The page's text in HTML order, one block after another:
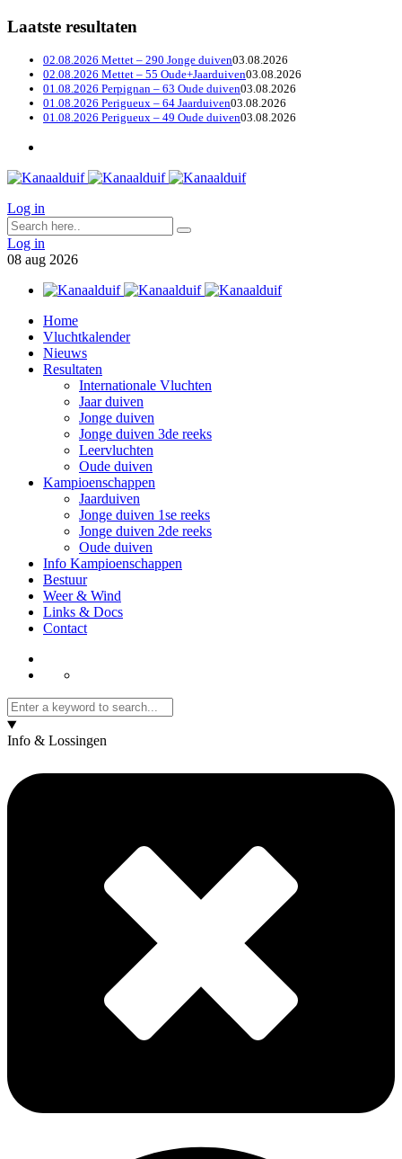
Laatste resultaten
02.08.2026 Mettet – 290 Jonge duiven03.08.2026
02.08.2026 Mettet – 55 Oude+Jaarduiven03.08.2026
01.08.2026 Perpignan – 63 Oude duiven03.08.2026
01.08.2026 Perigueux – 64 Jaarduiven03.08.2026
01.08.2026 Perigueux – 49 Oude duiven03.08.2026
Log in
Log in
08 aug 2026
Home
Vluchtkalender
Nieuws
Resultaten
Internationale Vluchten
Jaar duiven
Jonge duiven
Jonge duiven 3de reeks
Leervluchten
Oude duiven
Kampioenschappen
Jaarduiven
Jonge duiven 1se reeks
Jonge duiven 2de reeks
Oude duiven
Info Kampioenschappen
Bestuur
Weer & Wind
Links & Docs
Contact
Info & Lossingen